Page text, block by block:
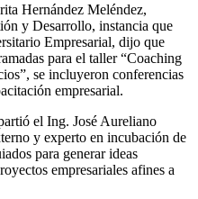
Hernández Meléndez,
y Desarrollo, instancia que
Empresarial, dijo que
para el taller “Coaching
se incluyeron conferencias
empresarial.
el Ing. José Aureliano
y experto en incubación de
para generar ideas
empresariales afines a